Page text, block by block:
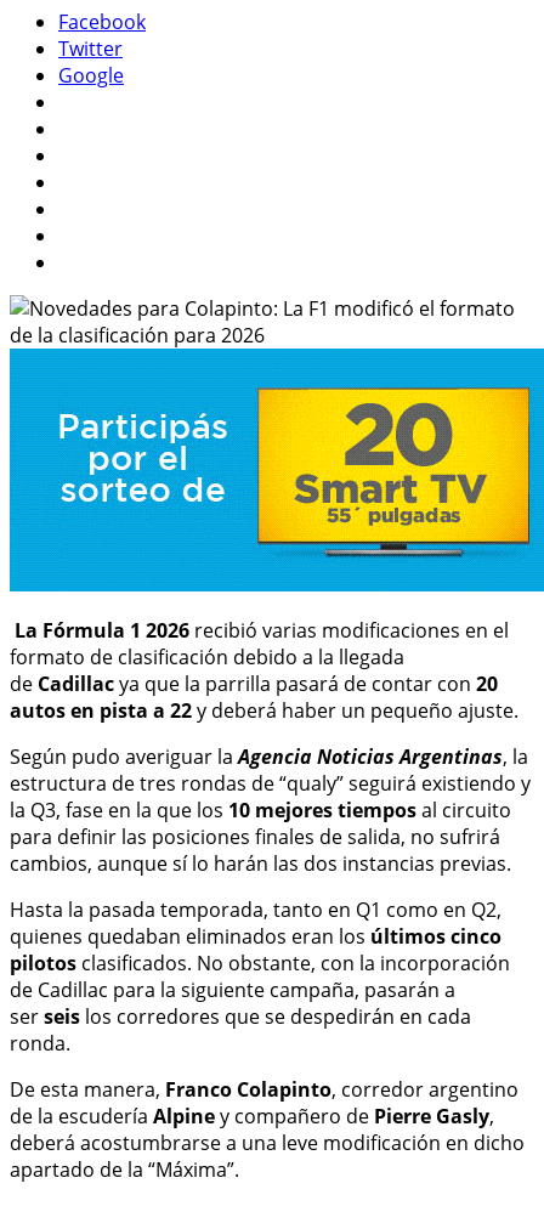
Facebook
Twitter
Google
La Fórmula 1 2026 recibió varias modificaciones en el
formato de clasificación debido a la llegada
de Cadillacya que la parrilla pasará de contar con 20
autos en pista a 22y deberá haber un pequeño ajuste.
Según pudo averiguar laAgencia Noticias Argentinas, la
estructura de tres rondas de “qualy” seguirá existiendo y
la Q3, fase en la que los 10 mejores tiemposal circuito
para definir las posiciones finales de salida, no sufrirá
cambios, aunque sí lo harán las dos instancias previas.
Hasta la pasada temporada, tanto en Q1 como en Q2,
quienes quedaban eliminados eran los últimos cinco
pilotos clasificados. No obstante, con la incorporación
de Cadillac para la siguiente campaña, pasarán a
serseis los corredores que se despedirán en cada
ronda.
De esta manera, Franco Colapinto, corredor argentino
de la escudería Alpiney compañero de Pierre Gasly,
deberá acostumbrarse a una leve modificación en dicho
apartado de la “Máxima”.